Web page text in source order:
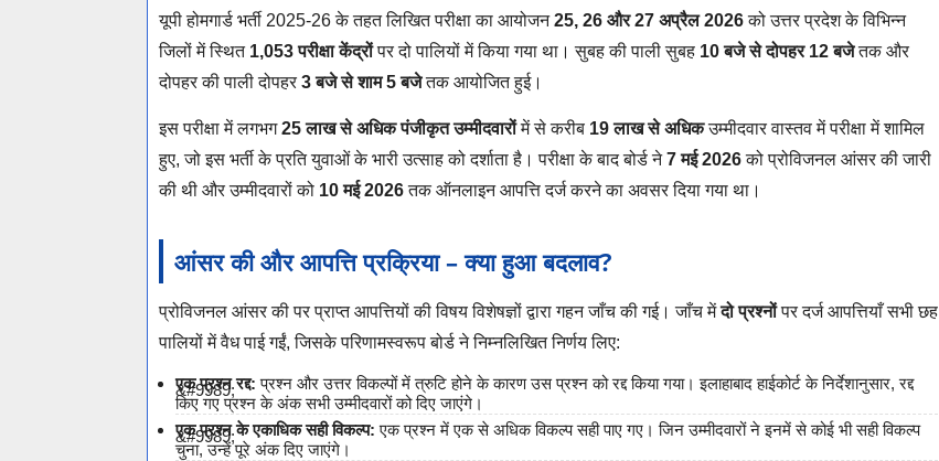
यूपी होमगार्ड भर्ती 2025-26 के तहत लिखित परीक्षा का आयोजन25, 26 और 27 अप्रैल 2026को उत्तर प्रदेश के विभिन्न
जिलों में स्थित 1,053 परीक्षा केंद्रोंपर दो पालियों में किया गया था। सुबह की पाली सुबह 10 बजे से दोपहर 12 बजेतक और
दोपहर की पाली दोपहर 3 बजे से शाम 5 बजेतक आयोजित हुई।
इस परीक्षा में लगभग25 लाख से अधिक पंजीकृत उम्मीदवारोंमें से करीब 19 लाख से अधिकउम्मीदवार वास्तव में परीक्षा में शामिल
हुए, जो इस भर्ती के प्रति युवाओं के भारी उत्साह को दर्शाता है। परीक्षा के बाद बोर्ड ने7 मई 2026को प्रोविजनल आंसर की जारी
की थी और उम्मीदवारों को 10 मई 2026तक ऑनलाइन आपत्ति दर्ज करने का अवसर दिया गया था।
आंसर की और आपत्ति प्रक्रिया – क्या हुआ बदलाव?
प्रोविजनल आंसर की पर प्राप्त आपत्तियों की विषय विशेषज्ञों द्वारा गहन जाँच की गई। जाँच मेंदो प्रश्नोंपर दर्ज आपत्तियाँ सभी छह
पालियों में वैध पाई गईं, जिसके परिणामस्वरूप बोर्ड ने निम्नलिखित निर्णय लिए:
एक प्रश्न रद्द: प्रश्न और उत्तर विकल्पों में त्रुटि होने के कारण उस प्रश्न को रद्द किया गया। इलाहाबाद हाईकोर्ट के निर्देशानुसार, रद्द
किए गए प्रश्न के अंक सभी उम्मीदवारों को दिए जाएंगे।
एक प्रश्न के एकाधिक सही विकल्प: एक प्रश्न में एक से अधिक विकल्प सही पाए गए। जिन उम्मीदवारों ने इनमें से कोई भी सही विकल्प
चुना, उन्हें पूरे अंक दिए जाएंगे।